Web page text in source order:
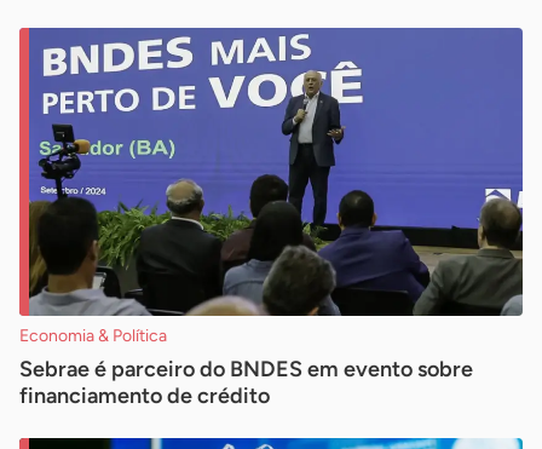
Economia & Política
Sebrae é parceiro do BNDES em evento sobre
financiamento de crédito